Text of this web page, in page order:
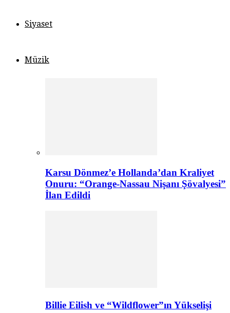
Siyaset
Müzik
Karsu Dönmez’e Hollanda’dan Kraliyet
Onuru: “Orange-Nassau Nişanı Şövalyesi”
İlan Edildi
Billie Eilish ve “Wildflower”ın Yükselişi